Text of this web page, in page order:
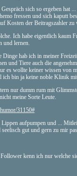
sich so ergeben hat
fressen und sich kaputt
Kosten der Beitragszahler zu
Ich habe eigentlich kaum
und lernen.
hab ich in meiner
und Tiere auch die
es wollte keiner wissen von
bin ja keine noble Klinik
nur dumm rum mit
meine Sorte Leute.
31150#
aufpumpen und ...
gut und gern zu mir
kenn ich nur welche